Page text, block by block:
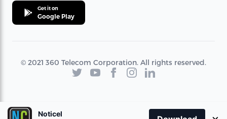
Get it on
Google Play
© 2021 360 Telecom Corporation. All rights reserved.
Noticel